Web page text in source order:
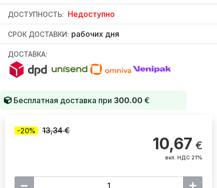
ДОСТУПНОСТЬ: Недоступно
СРОК ДОСТАВКИ: рабочих дня
ДОСТАВКА:
Бесплатная доставка при 300.00 €
-20% 13,34 €
10,67 €
вкл. НДС 21%